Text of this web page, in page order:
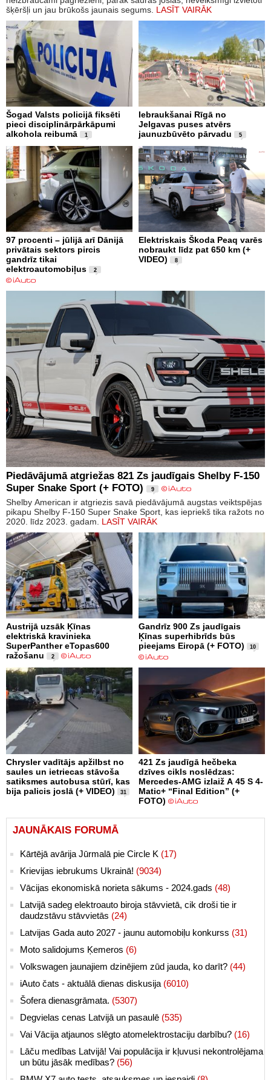
šķēršļi un jau brūkošs jaunais segums. LASĪT VAIRĀK
Šogad Valsts policijā fiksēti
pieci disciplinārpārkāpumi
alkohola reibumā
1
Iebraukšanai Rīgā no
Jelgavas puses atvērs
jaunuzbūvēto pārvadu
5
97 procenti – jūlijā arī Dānijā
privātais sektors pircis
gandrīz tikai
elektroautomobiļus
2
Elektriskais Škoda Peaq varēs
nobraukt līdz pat 650 km (+
VIDEO)
8
Piedāvājumā atgriežas 821 Zs jaudīgais Shelby F-150
Super Snake Sport (+ FOTO)
9
Shelby American ir atgriezis savā piedāvājumā augstas veiktspējas
pikapu Shelby F-150 Super Snake Sport, kas iepriekš tika ražots no
2020. līdz 2023. gadam. LASĪT VAIRĀK
Austrijā uzsāk Ķīnas
elektriskā kravinieka
SuperPanther eTopas600
ražošanu
2
Gandrīz 900 Zs jaudīgais
Ķīnas superhibrīds būs
pieejams Eiropā (+ FOTO)
10
Chrysler vadītājs apžilbst no
saules un ietriecas stāvoša
satiksmes autobusa stūrī, kas
bija palicis joslā (+ VIDEO)
31
421 Zs jaudīgā hečbeka
dzīves cikls noslēdzas:
Mercedes-AMG izlaiž A 45 S 4-
Matic+ “Final Edition” (+
FOTO)
JAUNĀKAIS FORUMĀ
Kārtējā avārija Jūrmalā pie Circle K (17)
Krievijas iebrukums Ukrainā! (9034)
Vācijas ekonomiskā norieta sākums - 2024.gads (48)
Latvijā sadeg elektroauto biroja stāvvietā, cik droši tie ir
daudzstāvu stāvvietās (24)
Latvijas Gada auto 2027 - jaunu automobiļu konkurss (31)
Moto salidojums Ķemeros (6)
Volkswagen jaunajiem dzinējiem zūd jauda, ko darīt? (44)
iAuto čats - aktuālā dienas diskusija (6010)
Šofera dienasgrāmata. (5307)
Degvielas cenas Latvijā un pasaulē (535)
Vai Vācija atjaunos slēgto atomelektrostaciju darbību? (16)
Lāču medības Latvijā! Vai populācija ir kļuvusi nekontrolējama
un būtu jāsāk medības? (56)